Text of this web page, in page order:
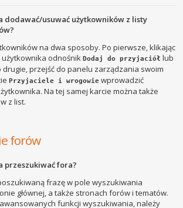
dodawać/usuwać użytkowników z listy
na dwa sposoby. Po pierwsze, klikając
odnośnikDodaj do przyjaciół lub
drugie, przejść do panelu zarządzania swoim
Przyjaciele i wrogowie wprowadzić
Na tej samej karcie można także
z list.
forów
przeszukiwać fora?
frazę w pole wyszukiwania
głównej, a także stronach forów i tematów.
funkcji wyszukiwania, należy